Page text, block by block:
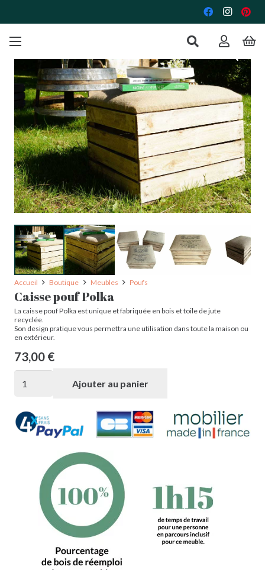
Accueil Boutique Meubles Poufs
Caisse pouf Polka
La caisse pouf Polka est unique et fabriquée en bois et toile de jute
recyclée.
Son design pratique vous permettra une utilisation dans toute la maison ou
en extérieur.
73,00 €
quantité
Caisse
pouf
Ajouter au panier